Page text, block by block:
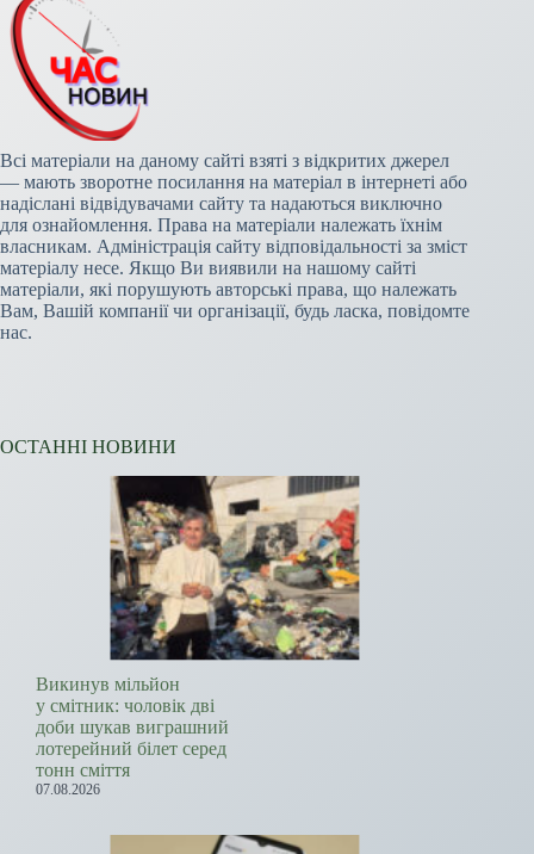
Всі матеріали на даному сайті взяті з відкритих джерел
— мають зворотне посилання на матеріал в інтернеті або
надіслані відвідувачами сайту та надаються виключно
для ознайомлення. Права на матеріали належать їхнім
власникам. Адміністрація сайту відповідальності за зміст
матеріалу несе. Якщо Ви виявили на нашому сайті
матеріали, які порушують авторські права, що належать
Вам, Вашій компанії чи організації, будь ласка, повідомте
нас.
ОСТАННІ НОВИНИ
Викинув мільйон
у смітник: чоловік дві
доби шукав виграшний
лотерейний білет серед
тонн сміття
07.08.2026